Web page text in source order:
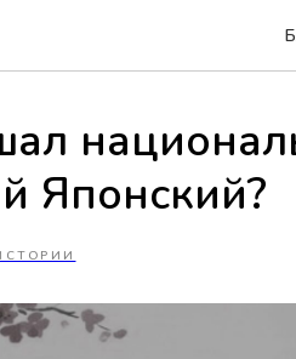
Японский?